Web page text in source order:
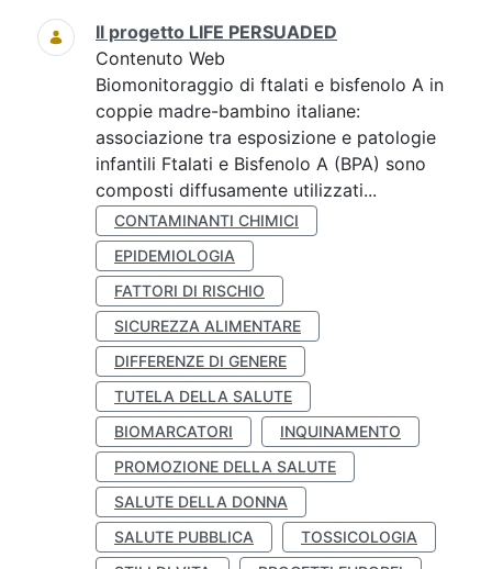
Il progetto LIFE PERSUADED
Contenuto Web
Biomonitoraggio di ftalati e bisfenolo A in
coppie madre-bambino italiane:
associazione tra esposizione e patologie
infantili Ftalati e Bisfenolo A (BPA) sono
composti diffusamente utilizzati...
CONTAMINANTI CHIMICI
EPIDEMIOLOGIA
FATTORI DI RISCHIO
SICUREZZA ALIMENTARE
DIFFERENZE DI GENERE
TUTELA DELLA SALUTE
BIOMARCATORI
INQUINAMENTO
PROMOZIONE DELLA SALUTE
SALUTE DELLA DONNA
SALUTE PUBBLICA
TOSSICOLOGIA